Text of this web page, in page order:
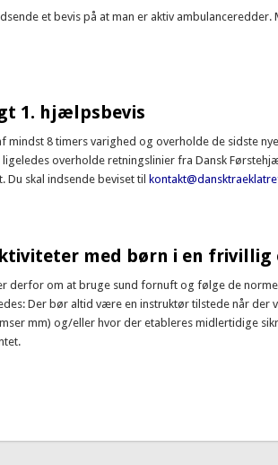
et bevis på at man er aktiv
når man er ambulance redder?
1. hjælpsbevis
mindst 8 timers varighed og overholde de sidste
overholde retningslinier fra Dansk
skal indsende beviset til
med børn i en frivillig
derfor om at bruge sund fornuft og følge de
Der bør altid være en instruktør tilstede når
mm) og/eller hvor der etableres midlertidige
med børn i en frivillig organisation?